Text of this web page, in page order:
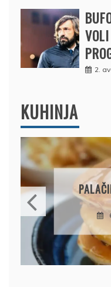
2.
KUHINJA
BRZI